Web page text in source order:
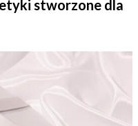
stworzone dla